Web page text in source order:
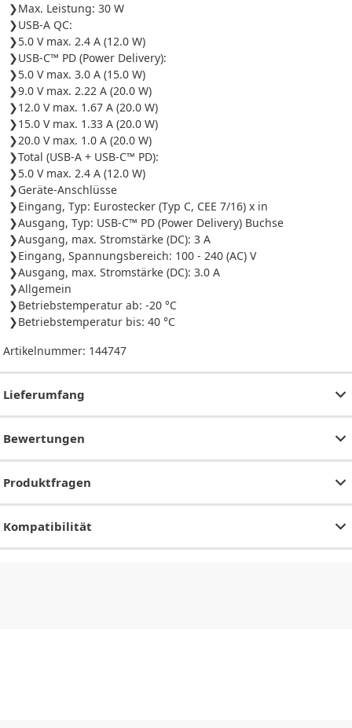
Max. Leistung: 30 W
USB-A QC:
5.0 V max. 2.4 A (12.0 W)
USB-C™ PD (Power Delivery):
5.0 V max. 3.0 A (15.0 W)
9.0 V max. 2.22 A (20.0 W)
12.0 V max. 1.67 A (20.0 W)
15.0 V max. 1.33 A (20.0 W)
20.0 V max. 1.0 A (20.0 W)
Total (USB-A + USB-C™ PD):
5.0 V max. 2.4 A (12.0 W)
Geräte-Anschlüsse
Eingang, Typ: Eurostecker (Typ C, CEE 7/16) x in
Ausgang, Typ: USB-C™ PD (Power Delivery) Buchse
Ausgang, max. Stromstärke (DC): 3 A
Eingang, Spannungsbereich: 100 - 240 (AC) V
Ausgang, max. Stromstärke (DC): 3.0 A
Allgemein
Betriebstemperatur ab: -20 °C
Betriebstemperatur bis: 40 °C
Artikelnummer: 144747
Lieferumfang
Bewertungen
Produktfragen
Kompatibilität